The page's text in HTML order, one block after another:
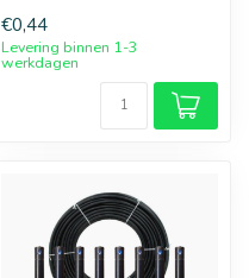
€0,44
Levering binnen 1-3
werkdagen